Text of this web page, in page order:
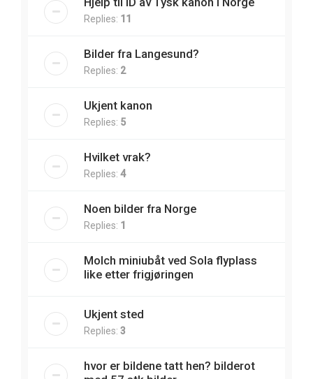
Replies: 11
Bilder fra Langesund?
Replies: 2
Ukjent kanon
Replies: 5
Hvilket vrak?
Replies: 4
Noen bilder fra Norge
Replies: 1
Molch miniubåt ved Sola flyplass
like etter frigjøringen
Ukjent sted
Replies: 3
hvor er bildene tatt hen? bilderot